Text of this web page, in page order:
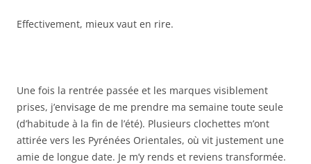
Effectivement, mieux vaut en rire.
Une fois la rentrée passée et les marques visiblement
prises, j’envisage de me prendre ma semaine toute seule
(d’habitude à la fin de l’été). Plusieurs clochettes m’ont
attirée vers les Pyrénées Orientales, où vit justement une
amie de longue date. Je m’y rends et reviens transformée.